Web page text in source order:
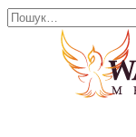
Перейти
Search